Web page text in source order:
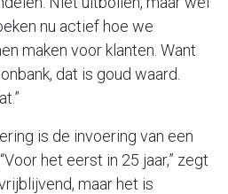
nu actief hoe we
maken voor klanten. Want
dat is goud waard.
is de invoering van een
het eerst in 25 jaar,” zegt
maar het is